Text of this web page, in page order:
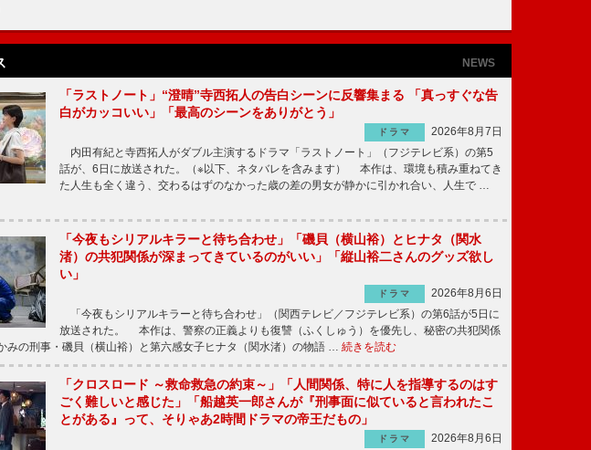
NEWS
「ラストノート」“澄晴”寺西拓人の告白シーンに反響集まる 「真っすぐな告
白がカッコいい」「最高のシーンをありがとう」
ドラマ
2026年8月7日
内田有紀と寺西拓人がダブル主演するドラマ「ラストノート」（フジテレビ系）の第5
話が、6日に放送された。（※以下、ネタバレを含みます） 本作は、環境も積み重ねてき
た人生も全く違う、交わるはずのなかった歳の差の男女が静かに引かれ合い、人生で …
「今夜もシリアルキラーと待ち合わせ」「磯貝（横山裕）とヒナタ（関水
渚）の共犯関係が深まってきているのがいい」「縦山裕二さんのグッズ欲し
い」
ドラマ
2026年8月6日
「今夜もシリアルキラーと待ち合わせ」（関西テレビ／フジテレビ系）の第6話が5日に
放送された。 本作は、警察の正義よりも復讐（ふくしゅう）を優先し、秘密の共犯関係
みの刑事・磯貝（横山裕）と第六感女子ヒナタ（関水渚）の物語 … 続きを読む
「クロスロード ～救命救急の約束～」「人間関係、特に人を指導するのはす
ごく難しいと感じた」「船越英一郎さんが『刑事面に似ていると言われたこ
とがある』って、そりゃあ2時間ドラマの帝王だもの」
ドラマ
2026年8月6日